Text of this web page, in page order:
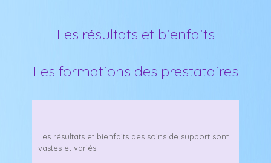
Les résultats et bienfaits
Les formations des prestataires
Les résultats et bienfaits des soins de support sont
vastes et variés.